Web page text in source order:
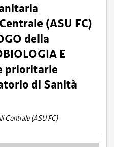
(ASU FC)
della
E
prioritarie
di Sanità
Centrale (ASU FC)